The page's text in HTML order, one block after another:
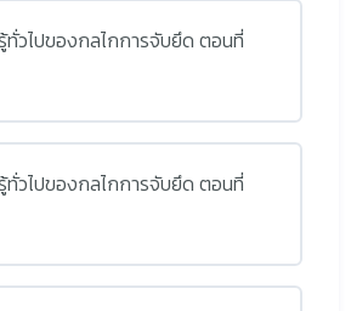
ทั่วไปของกลไกการจับยึด ตอนที่
ทั่วไปของกลไกการจับยึด ตอนที่